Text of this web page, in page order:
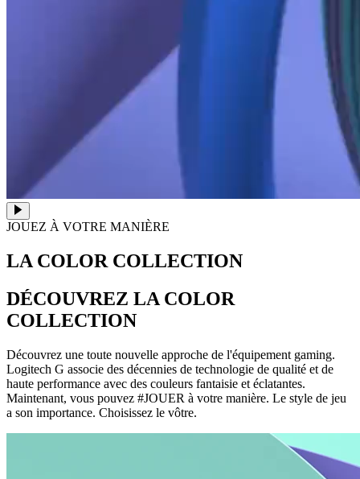
JOUEZ À VOTRE MANIÈRE
LA COLOR COLLECTION
DÉCOUVREZ LA COLOR
COLLECTION
Découvrez une toute nouvelle approche de l'équipement gaming.
Logitech G associe des décennies de technologie de qualité et de
haute performance avec des couleurs fantaisie et éclatantes.
Maintenant, vous pouvez #JOUER à votre manière. Le style de jeu
a son importance. Choisissez le vôtre.